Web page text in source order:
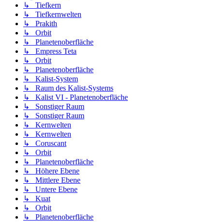
↳ Tiefkern
↳ Tiefkernwelten
↳ Prakith
↳ Orbit
↳ Planetenoberfläche
↳ Empress Teta
↳ Orbit
↳ Planetenoberfläche
↳ Kalist-System
↳ Raum des Kalist-Systems
↳ Kalist VI - Planetenoberfläche
↳ Sonstiger Raum
↳ Sonstiger Raum
↳ Kernwelten
↳ Kernwelten
↳ Coruscant
↳ Orbit
↳ Planetenoberfläche
↳ Höhere Ebene
↳ Mittlere Ebene
↳ Untere Ebene
↳ Kuat
↳ Orbit
↳ Planetenoberfläche